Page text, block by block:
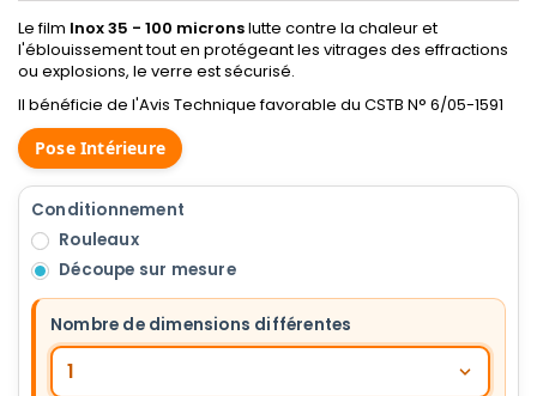
Le film Inox 35 - 100 micronslutte contre la chaleur et
l'éblouissement tout en protégeant les vitrages des effractions
ou explosions, le verre est sécurisé.
Il bénéficie de l'Avis Technique favorable du CSTB N° 6/05-1591
Pose Intérieure
Conditionnement
Rouleaux
Découpe sur mesure
Nombre de dimensions différentes